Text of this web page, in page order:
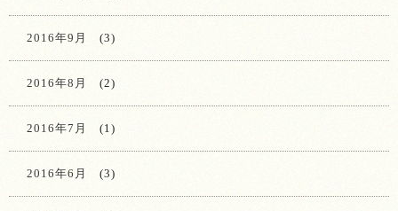
2016年9月 (3)
2016年8月 (2)
2016年7月 (1)
2016年6月 (3)